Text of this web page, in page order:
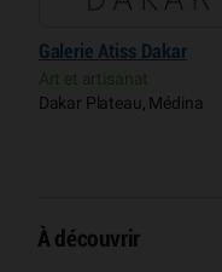
Galerie Atiss Dakar
Art et artisanat
Dakar Plateau, Médina
À découvrir